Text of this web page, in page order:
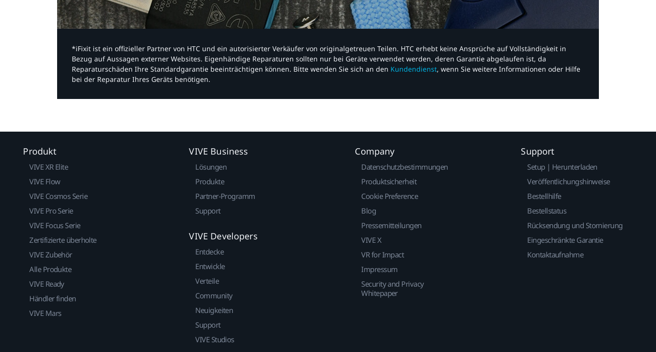
*iFixit ist ein offizieller Partner von HTC und ein autorisierter Verkäufer von originalgetreuen Teilen. HTC erhebt keine Ansprüche auf Vollständigkeit in
Bezug auf Aussagen externer Websites. Eigenhändige Reparaturen sollten nur bei Geräte verwendet werden, deren Garantie abgelaufen ist, da
Reparaturschäden Ihre Standardgarantie beeinträchtigen können. Bitte wenden Sie sich an den Kundendienst, wenn Sie weitere Informationen oder Hilfe
bei der Reparatur Ihres Geräts benötigen.​
Produkt
VIVE XR Elite
VIVE Flow
VIVE Cosmos Serie
VIVE Pro Serie
VIVE Focus Serie
Zertifizierte überholte
VIVE Zubehör
Alle Produkte
VIVE Ready
Händler finden
VIVE Mars
VIVE Business
Lösungen
Produkte
Partner-Programm
Support
VIVE Developers
Entdecke
Entwickle
Verteile
Community
Neuigkeiten
Support
VIVE Studios
Company
Datenschutzbestimmungen
Produktsicherheit
Cookie Preference
Blog
Pressemitteilungen
VIVE X
VR for Impact
Impressum
Security and Privacy
Whitepaper
Support
Setup | Herunterladen
Veröffentlichungshinweise
Bestellhilfe
Bestellstatus
Rücksendung und Stornierung
Eingeschränkte Garantie
Kontaktaufnahme